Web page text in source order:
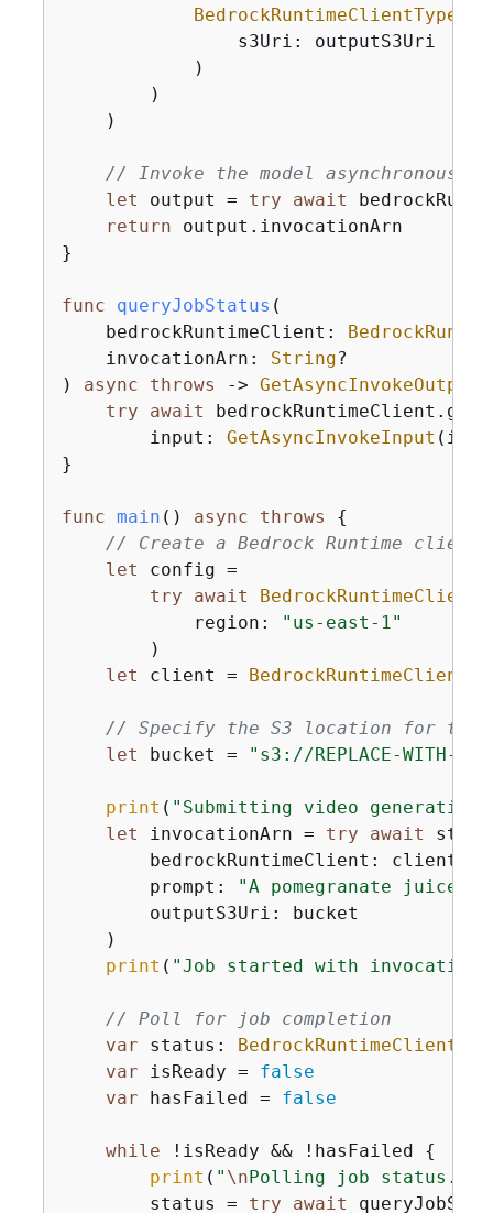
BedrockRuntimeClientTypes
                s3Uri: outputS3Uri
            )
        )
    )
// Invoke the model asynchronously
let output = try await
return output.invocationArn
}
func queryJobStatus (
bedrockRuntimeClient :
invocationArn : String?
)
async throws -> GetAsyncInvokeOutput
try
await
        input:
GetAsyncInvokeInput
}
func main () async throws
{
// Create a Bedrock Runtime client
let config =
try
await BedrockRuntimeClient
            region:
"us-east-1"
        )
let client = BedrockRuntimeClient
// Specify the S3 location for the
let bucket = "s3://REPLACE-WITH-
print ( "Submitting video
let invocationArn = try await
        bedrockRuntimeClient: client,
        prompt:
"A pomegranate juice
        outputS3Uri: bucket
    )
print ( "Job started with invocation
// Poll for job completion
var status:
var isReady =
false
var hasFailed = false
while ! isReady && ! hasFailed {
print ( " \nPolling job status..."
        status
= try await